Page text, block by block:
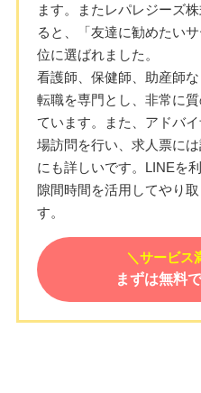
ます。またレパレジーズ
ると、「友達に勧めたい
位に選ばれました。
看護師、保健師、助産師
転職を専門とし、非常に
ています。また、アドバ
場訪問を行い、求人票に
にも詳しいです。LINEを
隙間時間を活用してやり
す。
＼サービス
まずは無料